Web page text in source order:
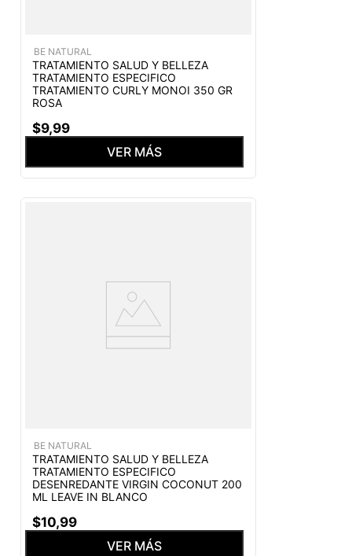
BE NATURAL
TRATAMIENTO SALUD Y BELLEZA
TRATAMIENTO ESPECIFICO
TRATAMIENTO CURLY MONOI 350 GR
ROSA
$9,99
VER MÁS
BE NATURAL
TRATAMIENTO SALUD Y BELLEZA
TRATAMIENTO ESPECIFICO
DESENREDANTE VIRGIN COCONUT 200
ML LEAVE IN BLANCO
$10,99
VER MÁS